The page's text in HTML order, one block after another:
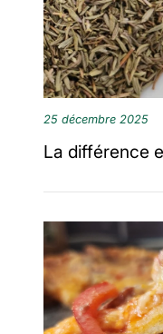
25 décembre 2025
La différence